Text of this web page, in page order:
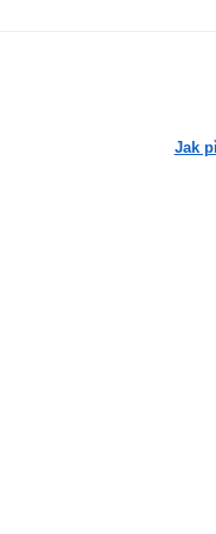
Jak